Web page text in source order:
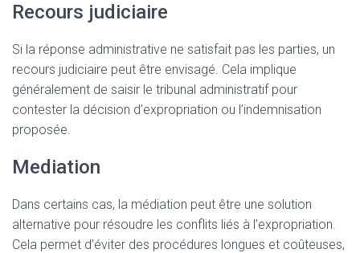
Recours judiciaire
Si la réponse administrative ne satisfait pas les parties, un
recours judiciaire peut être envisagé. Cela implique
généralement de saisir le tribunal administratif pour
contester la décision d’expropriation ou l’indemnisation
proposée.
Mediation
Dans certains cas, la médiation peut être une solution
alternative pour résoudre les conflits liés à l’expropriation.
Cela permet d’éviter des procédures longues et coûteuses,